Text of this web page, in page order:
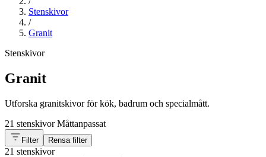
Stenskivor
/
Granit
Stenskivor
Granit
Utforska granitskivor för kök, badrum och specialmått.
21 stenskivor Måttanpassat
Filter Rensa filter
21 stenskivor